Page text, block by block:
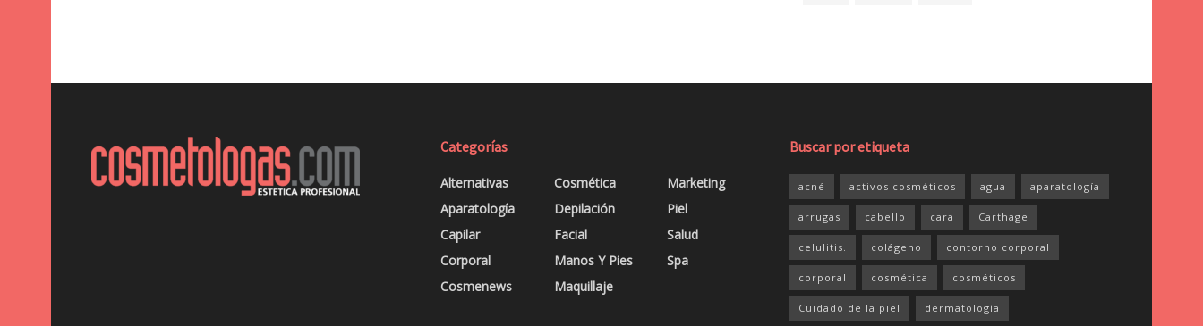
Categorías
Alternativas
Aparatología
Capilar
Corporal
Cosmenews
Cosmética
Depilación
Facial
Manos Y Pies
Maquillaje
Marketing
Piel
Salud
Spa
Buscar por etiqueta
acné activos cosméticos agua aparatología
arrugas cabello cara Carthage
celulitis. colágeno contorno corporal
corporal cosmética cosméticos
Cuidado de la piel dermatología